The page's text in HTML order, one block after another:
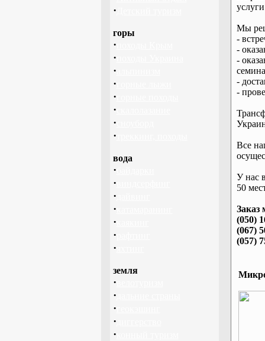
·
горы
·
·
·
·
·
·
·
·
вода
·
·
·
·
·
·
·
земля
·
·
·
·
·
Мы
-
-
-
-
-
Все
У нас
50
Заказ
(050)
(067)
(057)